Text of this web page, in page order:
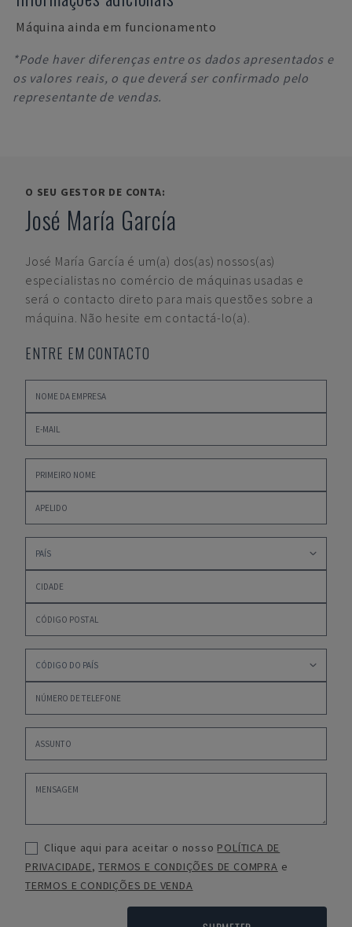
Máquina ainda em funcionamento
*Pode haver diferenças entre os dados apresentados e
os valores reais, o que deverá ser confirmado pelo
representante de vendas.
O SEU GESTOR DE CONTA:
José María García
José María García é um(a) dos(as) nossos(as)
especialistas no comércio de máquinas usadas e
será o contacto direto para mais questões sobre a
máquina. Não hesite em contactá-lo(a).
ENTRE EM CONTACTO
Clique aqui para aceitar o nosso POLÍTICA DE
PRIVACIDADE,TERMOS E CONDIÇÕES DE COMPRA e
TERMOS E CONDIÇÕES DE VENDA